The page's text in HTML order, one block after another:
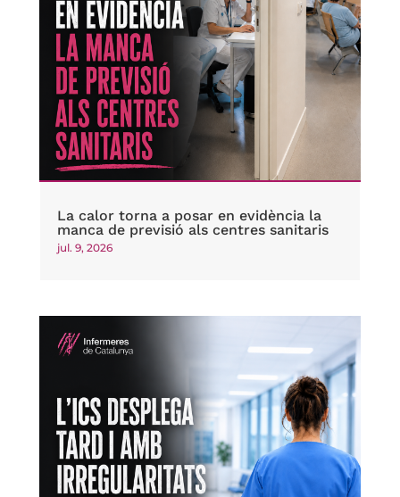
La calor torna a posar en evidència la
manca de previsió als centres sanitaris
jul. 9, 2026